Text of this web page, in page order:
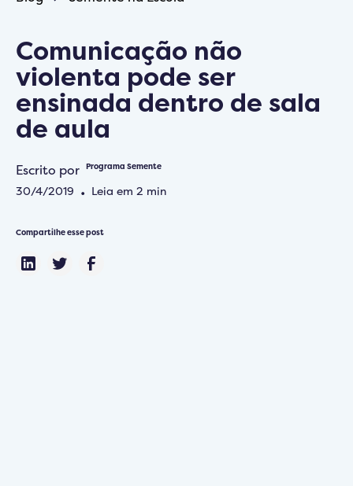
Comunicação não
violenta pode ser
ensinada dentro de sala
de aula
Escrito por Programa Semente
30/4/2019 • Leia em 2 min
Compartilhe esse post